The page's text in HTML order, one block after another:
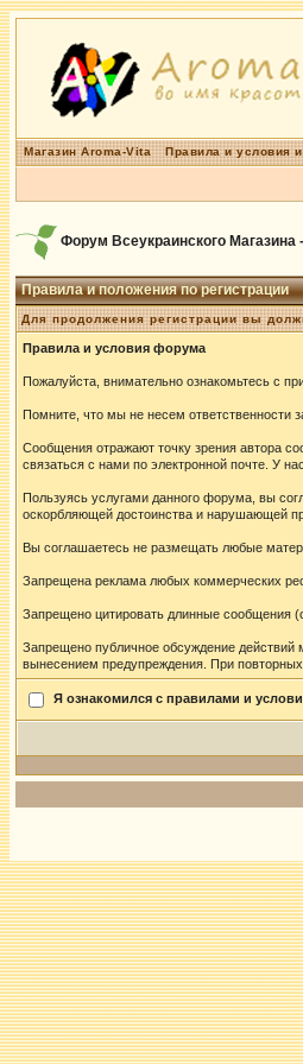
Магазин Aroma-Vita Правила и условия
Форум Всеукраинского
Правила и положения по регистрации
Для продолжения регистрации вы
Правила и условия форума
Пожалуйста, внимательно ознакомьтесь с
Помните, что мы не несем ответственности
Сообщения отражают точку зрения автора
связаться с нами по электронной почте. У
Пользуясь услугами данного форума, вы
оскорбляющей достоинства и нарушающей
Вы соглашаетесь не размещать любые
Запрещена реклама любых коммерческих
Запрещено цитировать длинные сообщения
Запрещено публичное обсуждение
вынесением предупреждения. При
Я ознакомился с правилами и